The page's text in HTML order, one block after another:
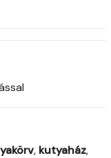
, kutyaház,